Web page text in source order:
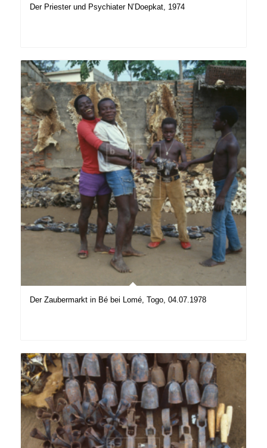
Der Priester und Psychiater N’Doepkat, 1974
Der Zaubermarkt in Bé bei Lomé, Togo, 04.07.1978